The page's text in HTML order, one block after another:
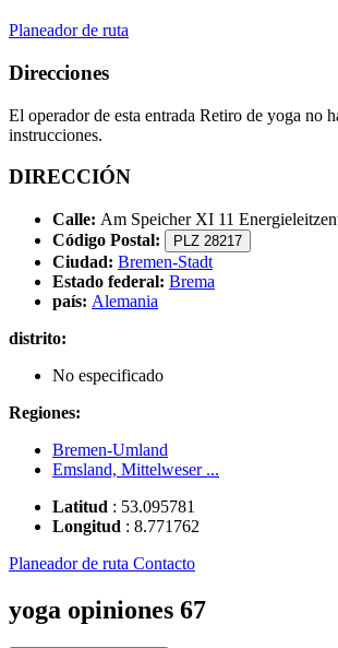
Planeador de ruta
Direcciones
El operador de esta entrada Retiro de yoga no
instrucciones.
DIRECCIÓN
Calle: Am Speicher XI 11
Código Postal:
PLZ 28217
Ciudad: Bremen-Stadt
Estado federal: Brema
país: Alemania
distrito:
No especificado
Regiones:
Bremen-Umland
Emsland, Mittelweser ...
Latitud : 53.095781
Longitud : 8.771762
Planeador de ruta Contacto
yoga opiniones 67